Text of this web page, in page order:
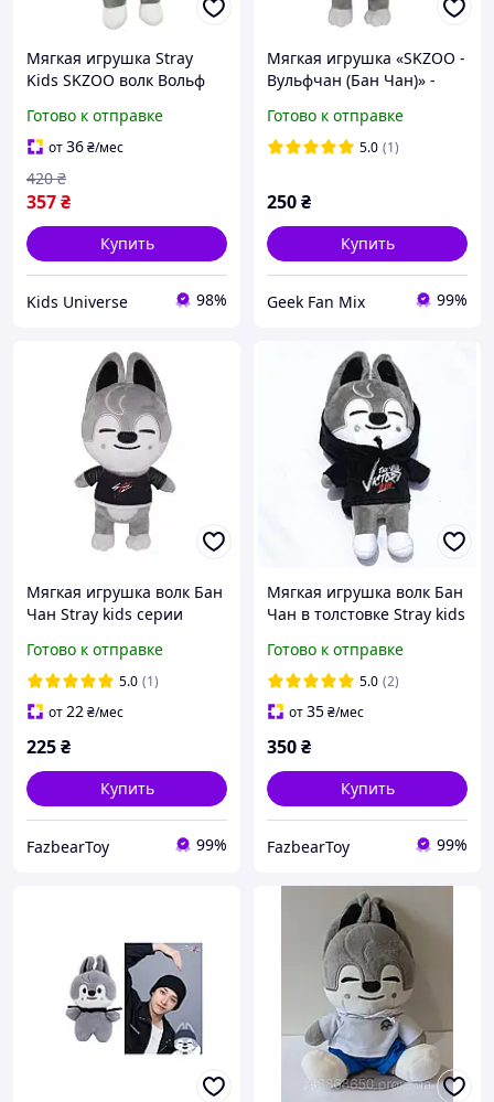
Мягкая игрушка Stray
Kids SKZOO волк Вольф
костюмчике 24cм Art5520
Готово к отправке
от36₴/мес
357₴
420 ₴
Купить
Kids Universe 98%
Мягкая игрушка «SKZOO -
Вульфчан (Бан Чан)» -
Готово к отправке
5.0 (1)
250₴
Купить
Geek Fan Mix 99%
Мягкая игрушка волк Бан
Чан Stray kids серии
Готово к отправке
5.0 (1)
от22₴/мес
225₴
Купить
FazbearToy 99%
Мягкая игрушка волк Бан
Чан в толстовке Stray kids
Готово к отправке
5.0 (2)
от35₴/мес
350₴
Купить
FazbearToy 99%